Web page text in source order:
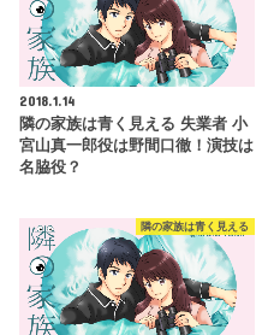
2018.1.14
隣の家族は青く見える 失業者 小
宮山真一郎役は野間口徹！演技は
名脇役？
隣の家族は青く見える